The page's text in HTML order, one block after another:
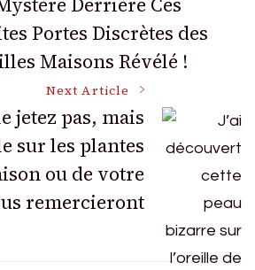
Portes Discrètes des
Maisons Révélé !
Next Article
jetez pas, mais
sur les plantes
ou de votre
remercieront